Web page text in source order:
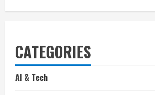
CATEGORIES
AI & Tech